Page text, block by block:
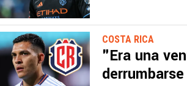
COSTA RICA
"Era una